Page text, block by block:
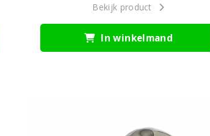
Bekijk product
In winkelmand